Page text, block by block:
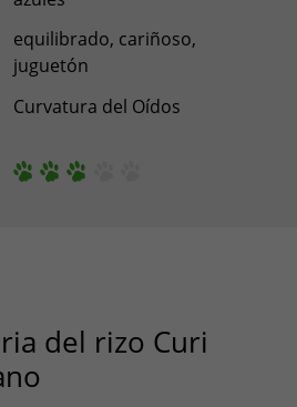
equilibrado, cariñoso,
juguetón
Curvatura del Oídos
del rizo Curi